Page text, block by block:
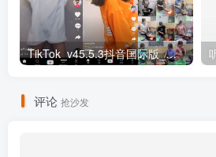
TikTok_v45.5.3抖音国际版_免拔卡解锁全球版
评论 抢沙发